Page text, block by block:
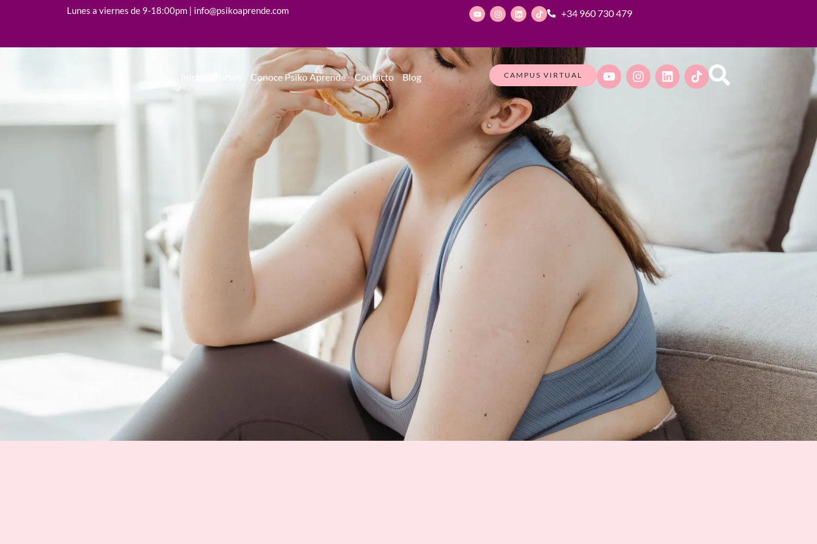
Lunes a viernes de 9-18:00pm | info@psikoaprende.com +34 960 730 479
Inicio Conoce Psiko Aprende Contacto Blog CAMPUS VIRTUAL